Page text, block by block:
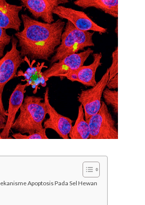
Apoptosis Pada Sel Hewan